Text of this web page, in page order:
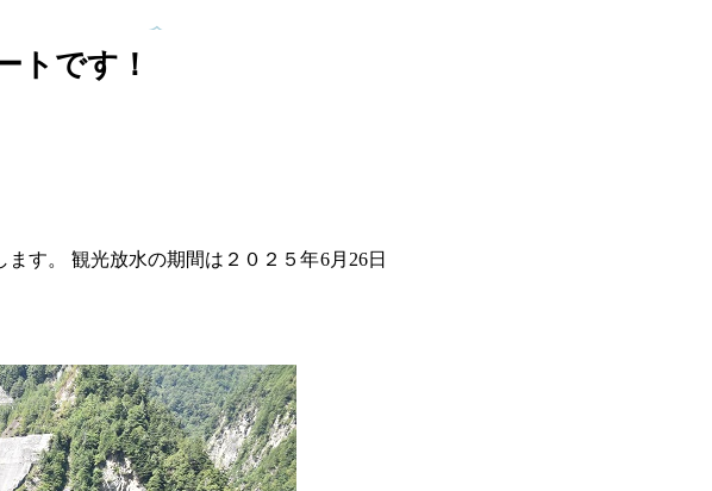
トです！
す。
観光放水の期間は２０２５年6月26日